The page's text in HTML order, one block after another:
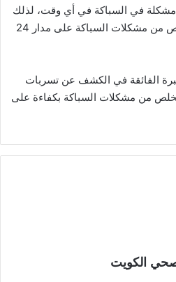
في السباكة في أي وقت، لذلك
اتصل علينا في أي وقت للتخلص من مشكلات السباكة على مدار 24
الفائقة في الكشف عن تسربات
من مشكلات السباكة بكفاءة على
الكويت